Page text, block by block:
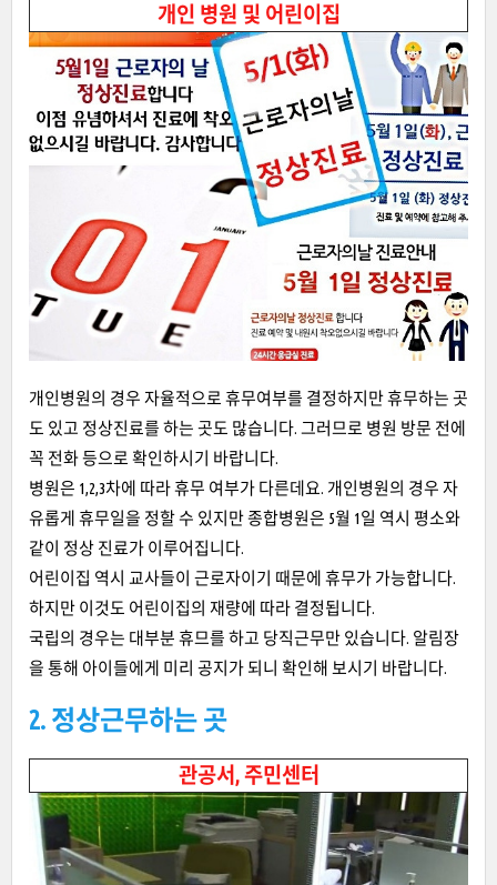
개인 병원 및 어린이집
개인병원의 경우 자율적으로 휴무여부를 결정하지만 휴무하는 곳
도 있고 정상진료를 하는 곳도 많습니다. 그러므로 병원 방문 전에
꼭 전화 등으로 확인하시기 바랍니다.
병원은 1,2,3차에 따라 휴무 여부가 다른데요. 개인병원의 경우 자
유롭게 휴무일을 정할 수 있지만 종합병원은 5월 1일 역시 평소와
같이 정상 진료가 이루어집니다.
어린이집 역시 교사들이 근로자이기 때문에 휴무가 가능합니다.
하지만 이것도 어린이집의 재량에 따라 결정됩니다.
국립의 경우는 대부분 휴므를 하고 당직근무만 있습니다. 알림장
을 통해 아이들에게 미리 공지가 되니 확인해 보시기 바랍니다.
2. 정상근무하는 곳
관공서, 주민센터